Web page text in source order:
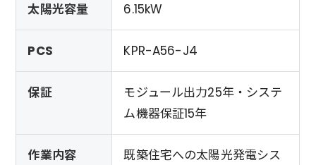
太陽光容量 6.15kW
PCS KPR-A56-J4
保証
モジュール出力25年・システ
ム機器保証15年
作業内容
既築住宅への太陽光発電シス